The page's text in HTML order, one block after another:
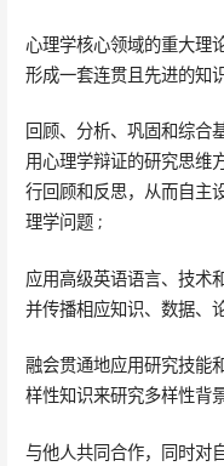
心理学核心领域的重大理
形成一套连贯且先进的知
回顾、分析、巩固和综合
用心理学辩证的研究思维
行回顾和反思，从而自主
理学问题 ;
应用高级英语语言、技术
并传播相应知识、数据、
融会贯通地应用研究技能
样性知识来研究多样性背
与他人共同合作，同时对